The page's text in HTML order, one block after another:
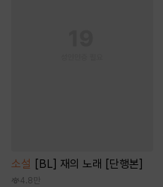
소설 [BL] 재의 노래 [단행본]
4.8만